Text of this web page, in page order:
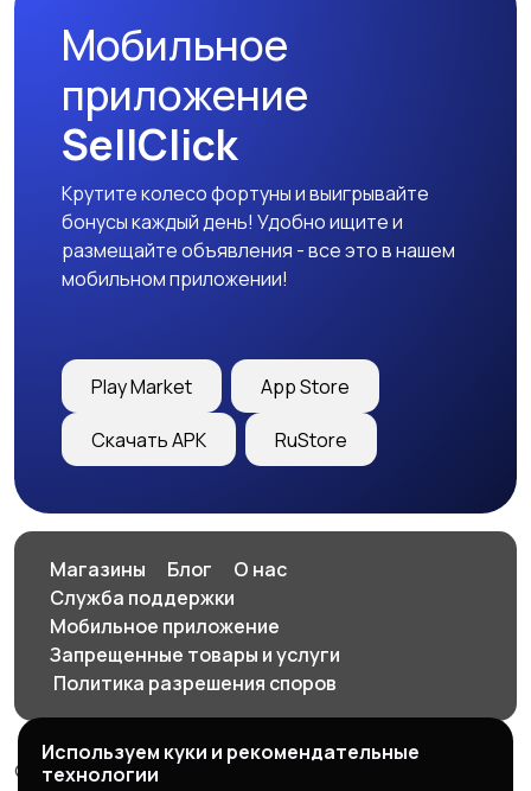
Мобильное
приложение
SellClick
Крутите колесо фортуны и выигрывайте
бонусы каждый день! Удобно ищите и
размещайте объявления - все это в нашем
мобильном приложении!
Play Market App Store
Скачать APK RuStore
Магазины Блог
О нас
Служба поддержки
Мобильное приложение
Запрещенные товары и услуги
️ Политика разрешения споров
© 2026 SellClick - доска частных и коммерческих
Используем куки и рекомендательные
технологии